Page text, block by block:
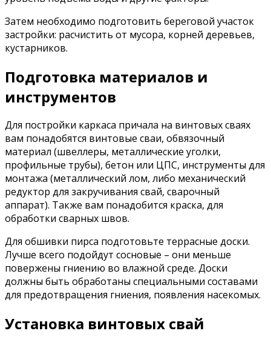
Затем необходимо подготовить береговой участок
застройки: расчистить от мусора, корней деревьев,
кустарников.
Подготовка материалов и
инструментов
Для постройки каркаса причала на винтовых сваях
вам понадобятся винтовые сваи, обвязочный
материал (швеллеры, металлические уголки,
профильные трубы), бетон или ЦПС, инструменты для
монтажа (металлический лом, либо механический
редуктор для закручивания свай, сварочный
аппарат). Также вам понадобится краска, для
обработки сварных швов.
Для обшивки пирса подготовьте террасные доски.
Лучше всего подойдут сосновые – они меньше
повержены гниению во влажной среде. Доски
должны быть обработаны специальными составами
для предотвращения гниения, появления насекомых.
Установка винтовых свай